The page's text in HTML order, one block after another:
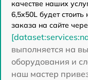
качестве наших
6,5x50L будет
заказа на сайте
выполняется на
оборудования и
наш мастер